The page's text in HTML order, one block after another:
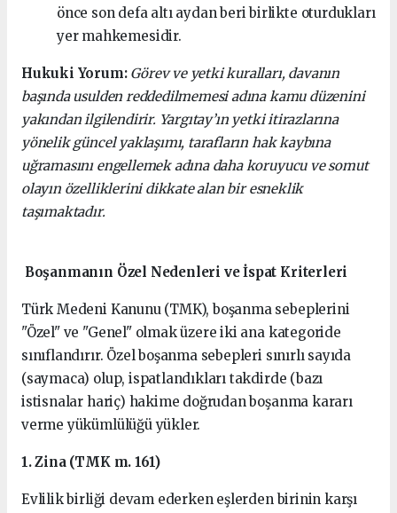
önce son defa altı aydan beri birlikte oturdukları
yer mahkemesidir.
Hukuki Yorum: Görev ve yetki kuralları, davanın
başında usulden reddedilmemesi adına kamu düzenini
yakından ilgilendirir. Yargıtay’ın yetki itirazlarına
yönelik güncel yaklaşımı, tarafların hak kaybına
uğramasını engellemek adına daha koruyucu ve somut
olayın özelliklerini dikkate alan bir esneklik
taşımaktadır.
Boşanmanın Özel Nedenleri ve İspat Kriterleri
Türk Medeni Kanunu (TMK), boşanma sebeplerini
"Özel" ve "Genel" olmak üzere iki ana kategoride
sınıflandırır. Özel boşanma sebepleri sınırlı sayıda
(saymaca) olup, ispatlandıkları takdirde (bazı
istisnalar hariç) hakime doğrudan boşanma kararı
verme yükümlülüğü yükler.
1. Zina (TMK m. 161)
Evlilik birliği devam ederken eşlerden birinin karşı